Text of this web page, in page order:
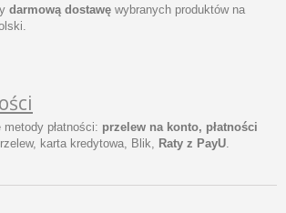
darmową dostawę wybranych produktów na
metody płatności: przelew na konto, płatności
karta kredytowa, Blik, Raty z PayU.